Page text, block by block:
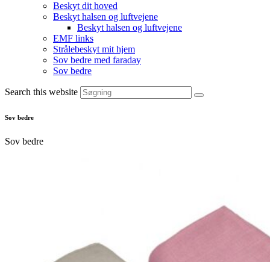
Beskyt dit hoved
Beskyt halsen og luftvejene
Beskyt halsen og luftvejene
EMF links
Strålebeskyt mit hjem
Sov bedre med faraday
Sov bedre
Search this website
Sov bedre
Sov bedre